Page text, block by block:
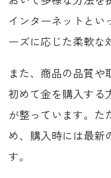
インターネットとい
ーズに応じた柔軟な
また、商品の品質や
初めて金を購入する
が整っています。た
め、購入時には最新
す。